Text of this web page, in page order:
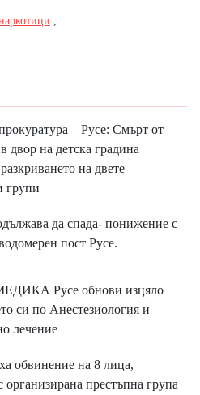
– Русе: Смърт от
двор на детска градина
на двете
групи
да спада- понижение с
пост Русе.
Русе обнови изцяло
си по Анестезиология и
лечение
обвинение на 8 лица,
организирана престъпна група